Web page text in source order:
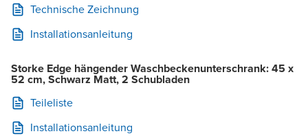
Technische Zeichnung
Installationsanleitung
Storke Edge hängender Waschbeckenunterschrank: 45 x
52 cm, Schwarz Matt, 2 Schubladen
Teileliste
Installationsanleitung